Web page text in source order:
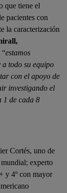
que tiene el
pacientes con
la caracterización
“estamos
a todo su equipo
con el apoyo de
investigando el
1 de cada 8
Cortés, uno de
experto
y 4º con mayor